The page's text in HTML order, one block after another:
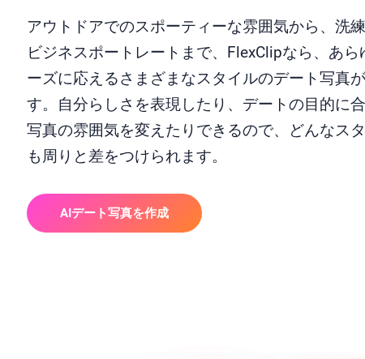
アウトドアでのスポーティーな雰囲気から、洗
ビジネスポートレートまで、FlexClipなら、あら
ーズに応えるさまざまなスタイルのデート写真
す。自分らしさを表現したり、デートの目的に
写真の雰囲気を変えたりできるので、どんなス
も周りと差をつけられます。
AIデート写真を作成